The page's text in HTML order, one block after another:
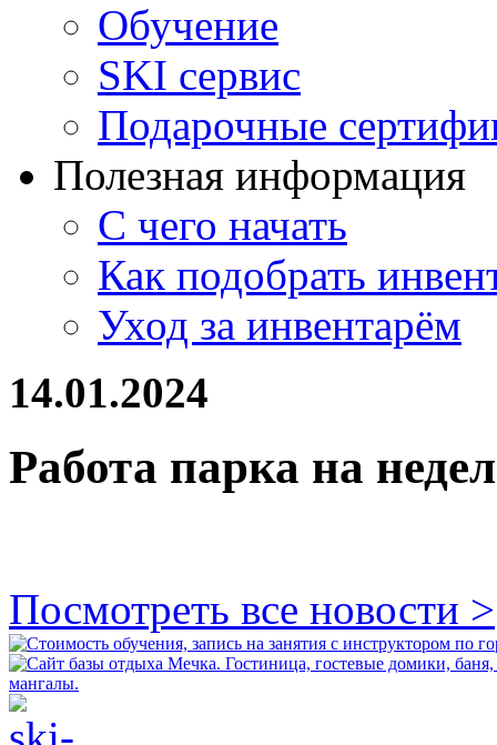
Обучение
SKI сервис
Подарочные
Полезная информация
С чего начать
Как подобрать
Уход за инвентарём
14.01.2024
Работа парка на
Посмотреть все новости >